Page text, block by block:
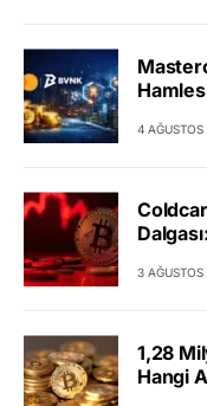
4
3
1,28
Hangi